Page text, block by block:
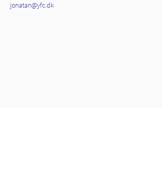
jonatan@yfc.dk